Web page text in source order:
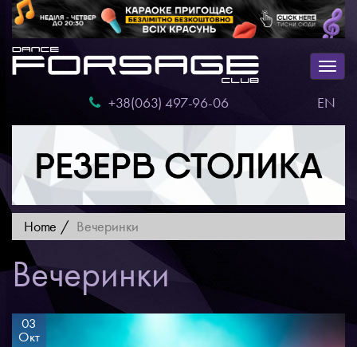
+38(063) 497-96-06
EN
Home Вечеринки
Вечеринки
03
Окт